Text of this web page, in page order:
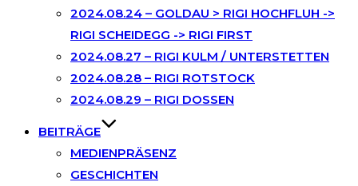
2024.08.24 – GOLDAU > RIGI HOCHFLUH ->
RIGI SCHEIDEGG -> RIGI FIRST
2024.08.27 – RIGI KULM / UNTERSTETTEN
2024.08.28 – RIGI ROTSTOCK
2024.08.29 – RIGI DOSSEN
BEITRÄGE
MEDIENPRÄSENZ
GESCHICHTEN